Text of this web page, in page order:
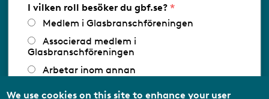
Glasbranschföreningen AB - Ansvarig
utgivare: Sofia Wahlgren
I vilken roll besöker du gbf.se?
Medlem i Glasbranschföreningen
Associerad medlem i
Glasbranschföreningen
Arbetar inom annan
We use cookies on this site to enhance your user